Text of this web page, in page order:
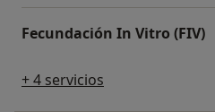
Fecundación In Vitro (FIV)
+ 4 servicios